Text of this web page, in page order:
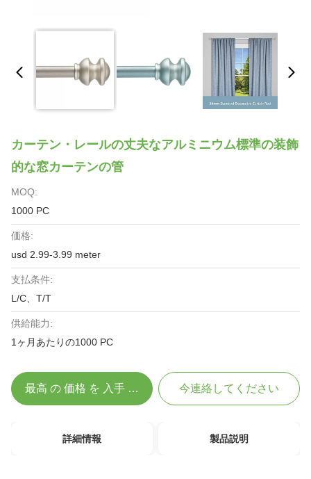
カーテン・レールの丈夫なアルミニウム標準の装飾
的な窓カーテンの管
MOQ:
1000 PC
価格:
usd 2.99-3.99 meter
支払条件:
L/C、T/T
供給能力:
1ヶ月あたりの1000 PC
最高 の 価格 を 入手 する 今連絡してください
詳細情報 製品説明